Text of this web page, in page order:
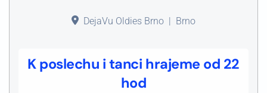
DejaVu Oldies Brno Brno
K poslechu i tanci hrajeme od 22
hod